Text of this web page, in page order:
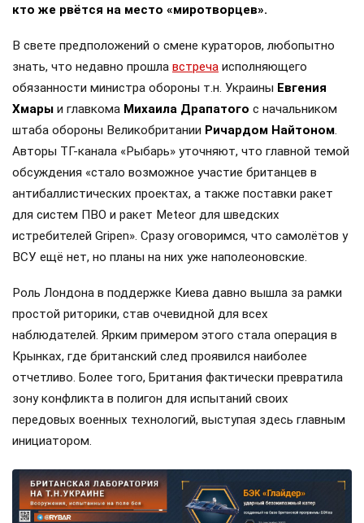
кто же рвётся на место «миротворцев».
В свете предположений о смене кураторов, любопытно
знать, что недавно прошла встреча исполняющего
обязанности министра обороны т.н. Украины Евгения
Хмары и главкома Михаила Драпатого с начальником
штаба обороны Великобритании Ричардом Найтоном.
Авторы ТГ-канала «Рыбарь» уточняют, что главной темой
обсуждения «стало возможное участие британцев в
антибаллистических проектах, а также поставки ракет
для систем ПВО и ракет Meteor для шведских
истребителей Gripen». Сразу оговоримся, что самолётов у
ВСУ ещё нет, но планы на них уже наполеоновские.
Роль Лондона в поддержке Киева давно вышла за рамки
простой риторики, став очевидной для всех
наблюдателей. Ярким примером этого стала операция в
Крынках, где британский след проявился наиболее
отчетливо. Более того, Британия фактически превратила
зону конфликта в полигон для испытаний своих
передовых военных технологий, выступая здесь главным
инициатором.